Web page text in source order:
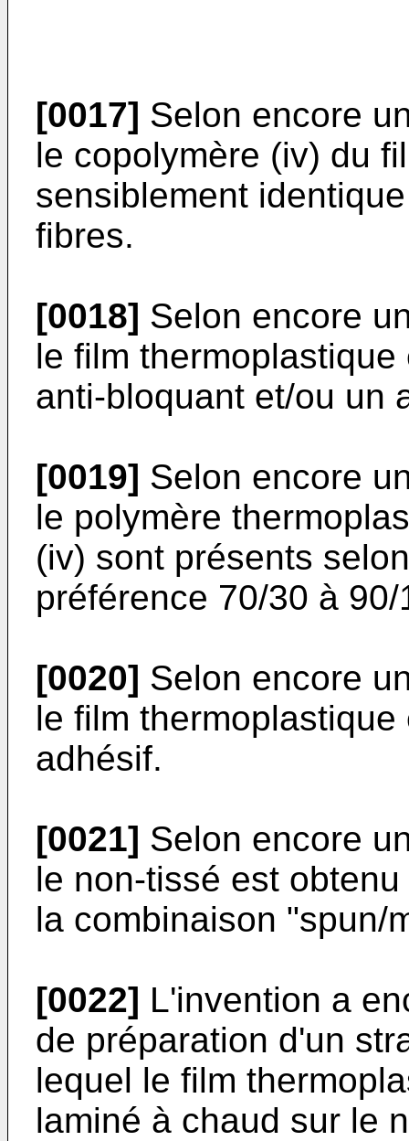
[0017] Selon encore
le copolymère (iv) du
sensiblement
fibres.
[0018] Selon encore
le film
anti-bloquant et/ou un
[0019] Selon encore
le polymère
(iv) sont présents
préférence 70/30 à 90/
[0020] Selon encore
le film
adhésif.
[0021] Selon encore
le non-tissé est
la combinaison "spun/
[0022] L'invention a
de préparation d'un
lequel le film
laminé à chaud sur le